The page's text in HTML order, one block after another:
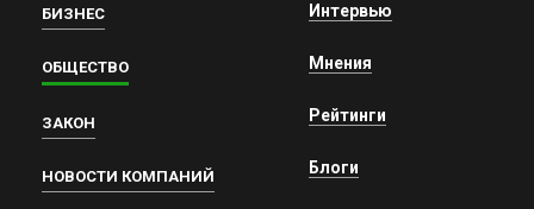
БИЗНЕС
ОБЩЕСТВО
ЗАКОН
НОВОСТИ КОМПАНИЙ
Интервью
Мнения
Рейтинги
Блоги